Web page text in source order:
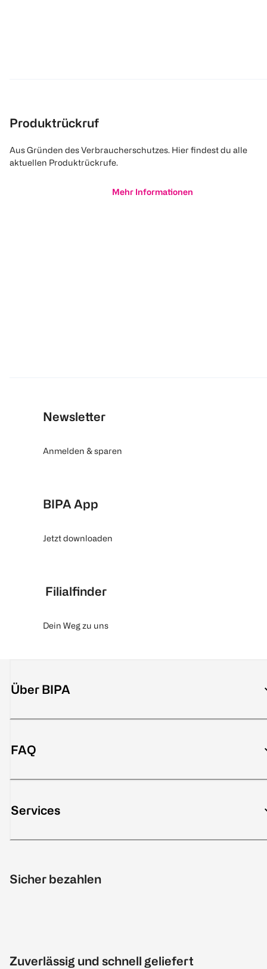
Produktrückruf
Aus Gründen des Verbraucherschutzes. Hier findest du alle
aktuellen Produktrückrufe.
Mehr Informationen
Newsletter
Anmelden & sparen
BIPA App
Jetzt downloaden
Filialfinder
Dein Weg zu uns
Über BIPA
FAQ
Services
Sicher bezahlen
Zuverlässig und schnell geliefert